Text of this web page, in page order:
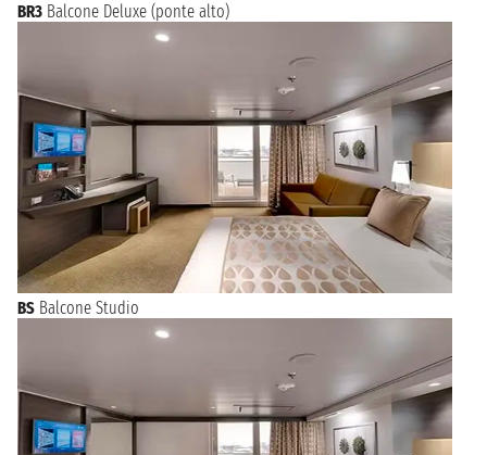
BR3 Balcone Deluxe (ponte alto)
BS Balcone Studio